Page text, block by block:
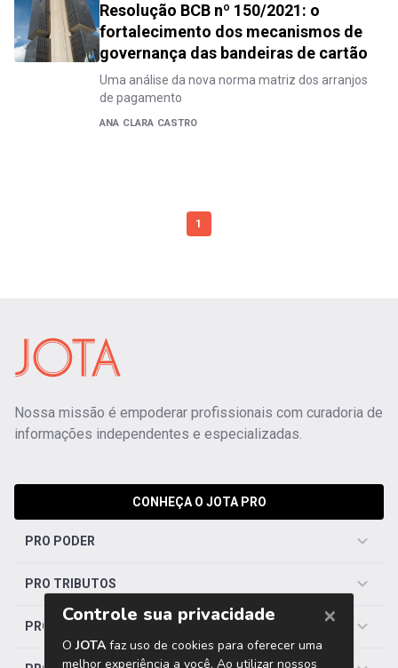
Resolução BCB nº 150/2021: o
fortalecimento dos mecanismos de
governança das bandeiras de cartão
Uma análise da nova norma matriz dos arranjos
de pagamento
ANA CLARA CASTRO
1
Nossa missão é empoderar profissionais com curadoria de
informações independentes e especializadas.
CONHEÇA O JOTA PRO
PRO PODER
PRO TRIBUTOS
PRO TRABALHISTA